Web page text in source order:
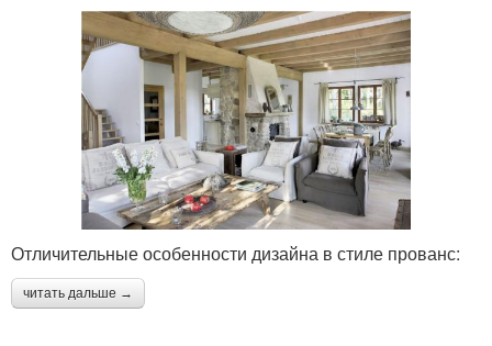
Отличительные особенности дизайна в стиле прованс:
читать дальше →